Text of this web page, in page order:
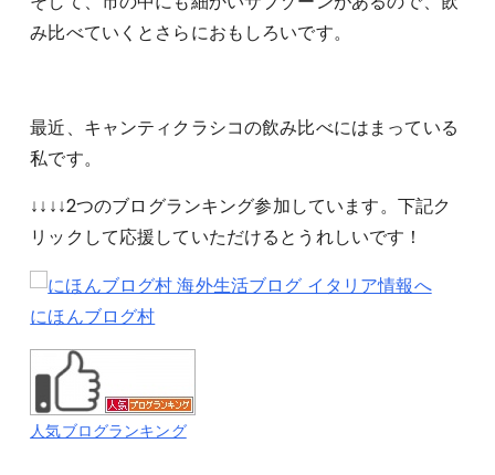
み比べていくとさらにおもしろいです。
最近、キャンティクラシコの飲み比べにはまっている
私です。
↓↓↓↓2つのブログランキング参加しています。下記ク
リックして応援していただけるとうれしいです！
にほんブログ村
人気ブログランキング